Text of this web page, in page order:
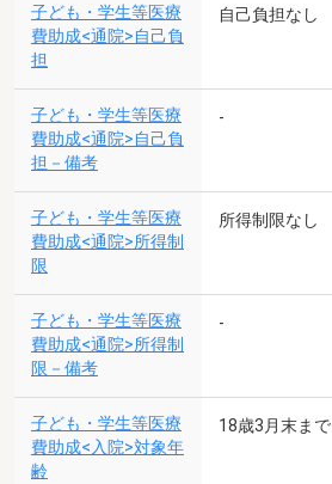
子ども・学生等医療
費助成<通院>自己負
担
自己負担なし
子ども・学生等医療
費助成<通院>自己負
担－備考
-
子ども・学生等医療
費助成<通院>所得制
限
所得制限なし
子ども・学生等医療
費助成<通院>所得制
限－備考
-
子ども・学生等医療
費助成<入院>対象年
齢
18歳3月末まで